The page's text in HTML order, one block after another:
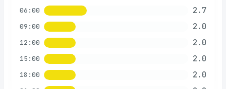
06:00 2.7
09:00 2.0
12:00 2.0
15:00 2.0
18:00 2.0